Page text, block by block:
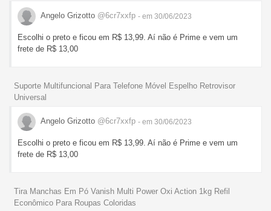
Angelo Grizotto @6cr7xxfp - em 30/06/2023
Escolhi o preto e ficou em R$ 13,99. Aí não é Prime e vem um
frete de R$ 13,00
Suporte Multifuncional Para Telefone Móvel Espelho Retrovisor
Universal
Angelo Grizotto @6cr7xxfp - em 30/06/2023
Escolhi o preto e ficou em R$ 13,99. Aí não é Prime e vem um
frete de R$ 13,00
Tira Manchas Em Pó Vanish Multi Power Oxi Action 1kg Refil
Econômico Para Roupas Coloridas